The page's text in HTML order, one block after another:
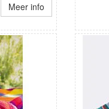
Meer info